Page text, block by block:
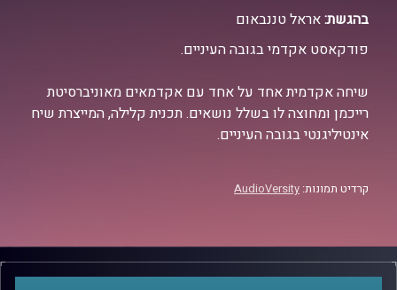
בהגשת:אראל טננבאום
פודקאסט אקדמי בגובה העיניים.
שיחה אקדמית אחד על אחד עם אקדמאים מאוניברסיטת
רייכמן ומחוצה לו בשלל נושאים. תכנית קלילה, המייצרת שיח
אינטיליגנטי בגובה העיניים.
קרדיט תמונות: AudioVersity